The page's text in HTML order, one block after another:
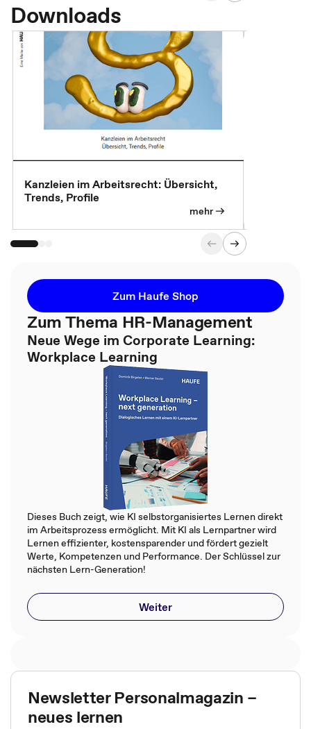
Downloads
Kanzleien im Arbeitsrecht: Übersicht,
Trends, Profile
mehr
Zum Haufe Shop
Zum Thema HR-Management
Neue Wege im Corporate Learning:
Workplace Learning
Dieses Buch zeigt, wie KI selbstorganisiertes Lernen direkt
im Arbeitsprozess ermöglicht. Mit KI als Lernpartner wird
Lernen effizienter, kostensparender und fördert gezielt
Werte, Kompetenzen und Performance. Der Schlüssel zur
nächsten Lern-Generation!
Weiter
Newsletter Personalmagazin –
neues lernen